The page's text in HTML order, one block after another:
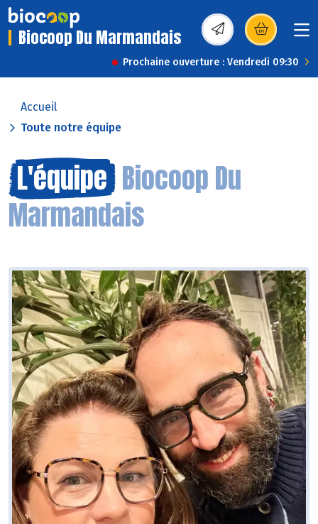
Biocoop Du Marmandais (s’ouvre dans une
Prochaine ouverture : Vendredi 09:30
Accueil
Toute notre équipe
L'équipe Biocoop Du
Marmandais